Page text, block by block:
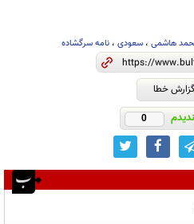
هاشمی ، سعودی ، نامه سرگشاده
خطا
0